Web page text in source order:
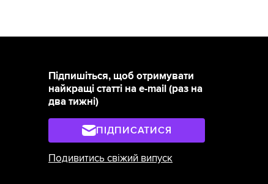
Підпишіться, щоб отримувати
найкращі статті на e-mail (раз на
два тижні)
ПІДПИСАТИСЯ
Подивитись свіжий випуск